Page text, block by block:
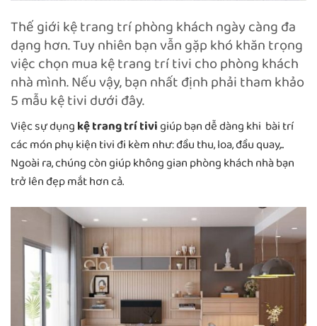
Thế giới kệ trang trí phòng khách ngày càng đa
dạng hơn. Tuy nhiên bạn vẫn gặp khó khăn trọng
việc chọn mua kệ trang trí tivi cho phòng khách
nhà mình. Nếu vậy, bạn nhất định phải tham khảo
5 mẫu kệ tivi dưới đây.
Việc sự dụngkệ trang trí tivigiúp bạn dễ dàng khi bài trí
các món phụ kiện tivi đi kèm như: đầu thu, loa, đầu quay,..
Ngoài ra, chúng còn giúp không gian phòng khách nhà bạn
trở lên đẹp mắt hơn cả.